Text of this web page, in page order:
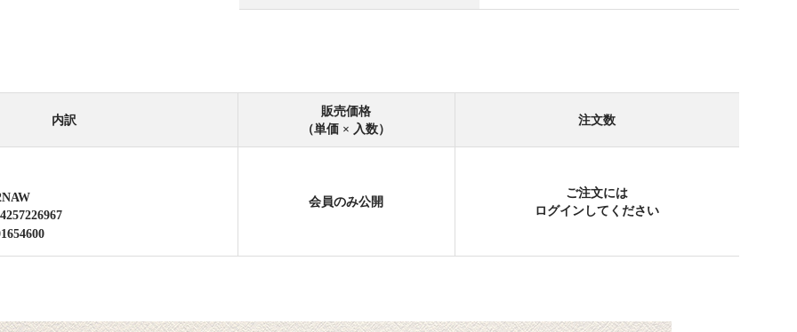
内訳
販売価格
（単価 × 入数）
注文数
会員のみ公開
ご注文には
ログインしてください